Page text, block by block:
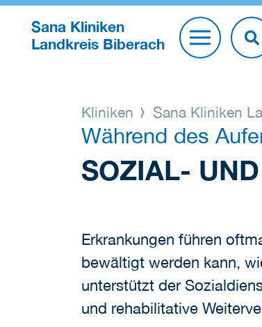
Sana Kliniken
Landkreis Biberach
Kliniken Sana Kliniken
Während des
SOZIAL-
Erkrankungen führen
bewältigt werden kann,
unterstützt der
und rehabilitative